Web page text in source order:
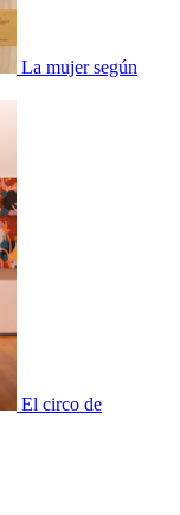
La mujer según
El circo de